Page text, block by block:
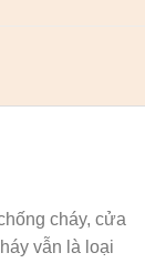
cháy, cửa
vẫn là loại